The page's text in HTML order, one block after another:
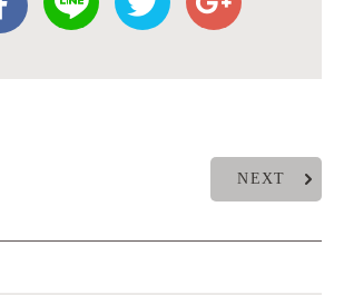
NEXT